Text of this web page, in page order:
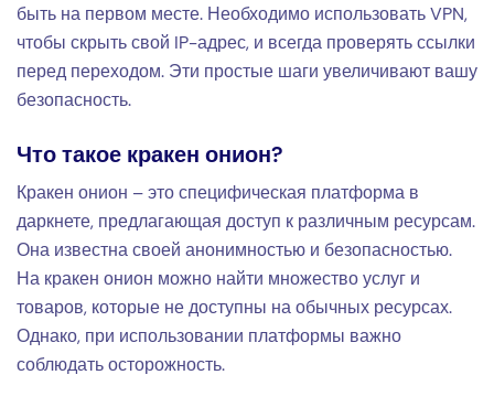
быть на первом месте. Необходимо использовать VPN,
чтобы скрыть свой IP-адрес, и всегда проверять ссылки
перед переходом. Эти простые шаги увеличивают вашу
безопасность.
Что такое кракен онион?
Кракен онион – это специфическая платформа в
даркнете, предлагающая доступ к различным ресурсам.
Она известна своей анонимностью и безопасностью.
На кракен онион можно найти множество услуг и
товаров, которые не доступны на обычных ресурсах.
Однако, при использовании платформы важно
соблюдать осторожность.